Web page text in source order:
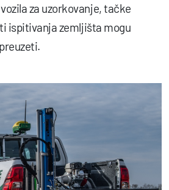
za uzorkovanje, tačke
ispitivanja zemljišta mogu